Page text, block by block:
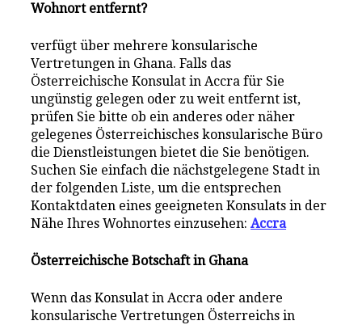
Wohnort entfernt?
verfügt über mehrere konsularische
Vertretungen in Ghana. Falls das
Österreichische Konsulat in Accra für Sie
ungünstig gelegen oder zu weit entfernt ist,
prüfen Sie bitte ob ein anderes oder näher
gelegenes Österreichisches konsularische Büro
die Dienstleistungen bietet die Sie benötigen.
Suchen Sie einfach die nächstgelegene Stadt in
der folgenden Liste, um die entsprechen
Kontaktdaten eines geeigneten Konsulats in der
Nähe Ihres Wohnortes einzusehen:Accra
Österreichische Botschaft in Ghana
Wenn das Konsulat in Accra oder andere
konsularische Vertretungen Österreichs in